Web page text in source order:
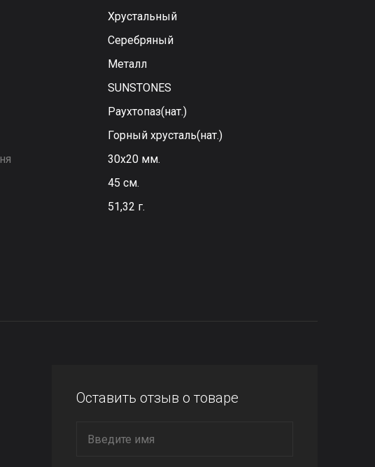
Хрустальный
Серебряный
Металл
SUNSTONES
Раухтопаз(нат.)
Горный хрусталь(нат.)
30х20 мм.
45 см.
51,32 г.
Оставить отзыв о товаре